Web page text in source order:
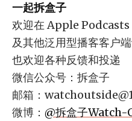
一起拆盒子
欢迎在 Apple Podcasts
及其他泛用型播客客户
也欢迎各种反馈和投递
微信公众号：拆盒子
邮箱：
微博： @拆盒子Watch-